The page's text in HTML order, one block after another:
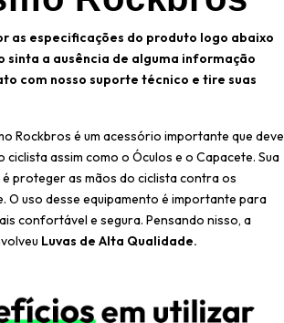
as especificações do produto logo abaixo
sinta a ausência de alguma informação
com nosso suporte técnico e tire suas
Rockbros é um acessório importante que deve
ciclista assim como o Óculos e o Capacete. Sua
proteger as mãos do ciclista contra os
O uso desse equipamento é importante para
confortável e segura. Pensando nisso, a
Luvas de Alta Qualidade.